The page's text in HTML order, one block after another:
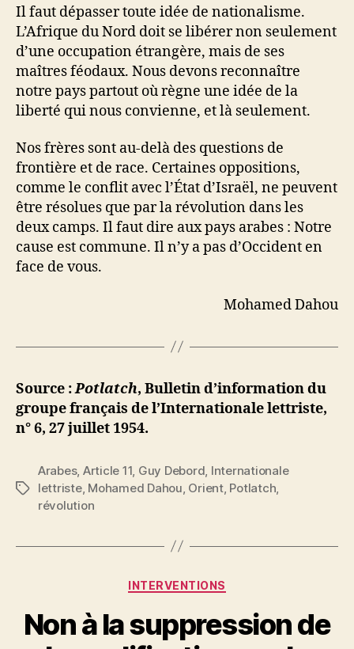
Il faut dépasser toute idée de nationalisme.
L’Afrique du Nord doit se libérer non seulement
d’une occupation étrangère, mais de ses
maîtres féodaux. Nous devons reconnaître
notre pays partout où règne une idée de la
liberté qui nous convienne, et là seulement.
Nos frères sont au-delà des questions de
frontière et de race. Certaines oppositions,
comme le conflit avec l’État d’Israël, ne peuvent
être résolues que par la révolution dans les
deux camps. Il faut dire aux pays arabes : Notre
cause est commune. Il n’y a pas d’Occident en
face de vous.
Mohamed Dahou
Source :Potlatch, Bulletin d’information du
groupe français de l’Internationale lettriste,
n° 6, 27 juillet 1954.
Étiquettes
Arabes, Article 11 Guy Debord Internationale
lettriste, Mohamed Dahou Orient, Potlatch
révolution
Catégories
INTERVENTIONS
Non à la suppression de
a
N